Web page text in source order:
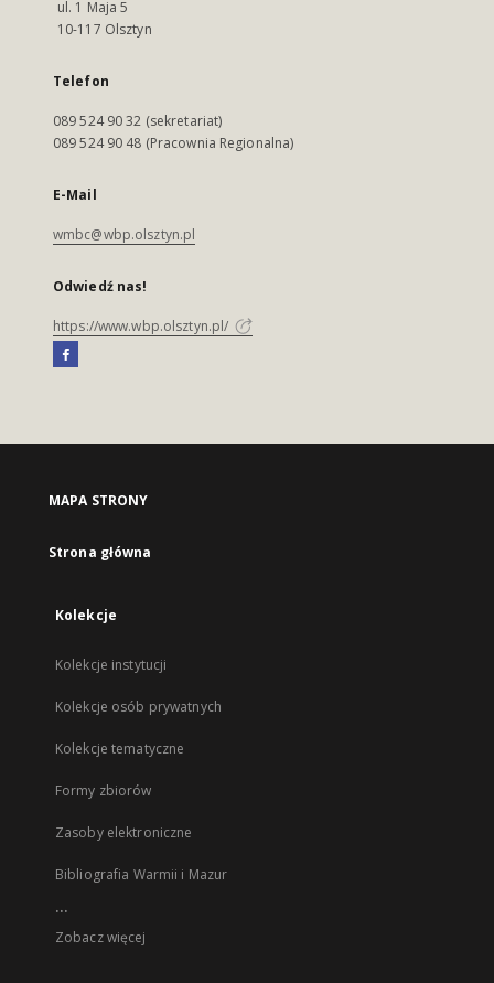
ul. 1 Maja 5
10-117 Olsztyn
Telefon
089 524 90 32 (sekretariat)
089 524 90 48 (Pracownia Regionalna)
E-Mail
wmbc@wbp.olsztyn.pl
Odwiedź nas!
https://www.wbp.olsztyn.pl/
MAPA STRONY
Strona główna
Kolekcje
Kolekcje instytucji
Kolekcje osób prywatnych
Kolekcje tematyczne
Formy zbiorów
Zasoby elektroniczne
Bibliografia Warmii i Mazur
...
Zobacz więcej